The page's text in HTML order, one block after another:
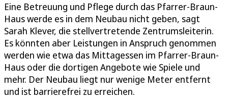
Eine Betreuung und Pflege durch das Pfarrer-Braun-
Haus werde es in dem Neubau nicht geben, sagt
Sarah Klever, die stellvertretende Zentrumsleiterin.
Es könnten aber Leistungen in Anspruch genommen
werden wie etwa das Mittagessen im Pfarrer-Braun-
Haus oder die dortigen Angebote wie Spiele und
mehr. Der Neubau liegt nur wenige Meter entfernt
und ist barrierefrei zu erreichen.